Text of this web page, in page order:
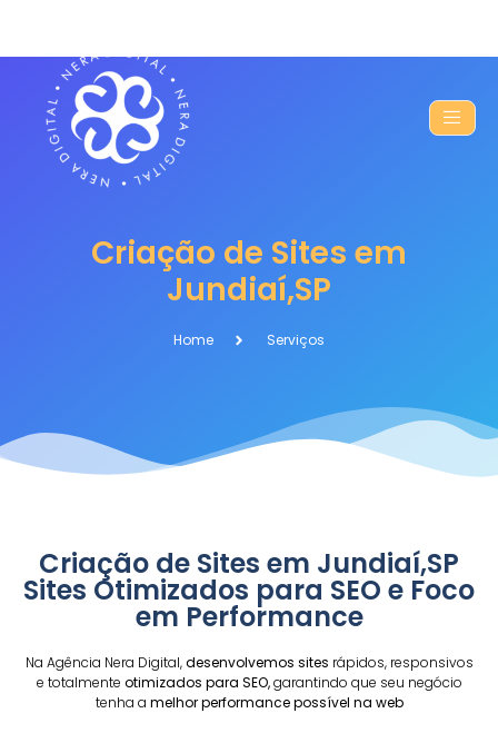
Criação de Sites em
Jundiaí,SP
Home Serviços
Criação de Sites em Jundiaí,SP
Sites Otimizados para SEO e Foco
em Performance
Na Agência Nera Digital,desenvolvemos sites rápidos, responsivos
e totalmente otimizados para SEO,garantindo que seu negócio
tenha a melhor performance possível na web